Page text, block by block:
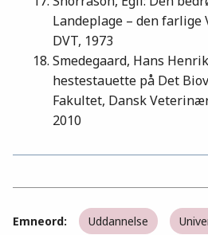
Landeplage – den farlige
DVT, 1973
Smedegaard, Hans
hestestauette på Det
Fakultet, Dansk
2010
Emneord: Uddannelse